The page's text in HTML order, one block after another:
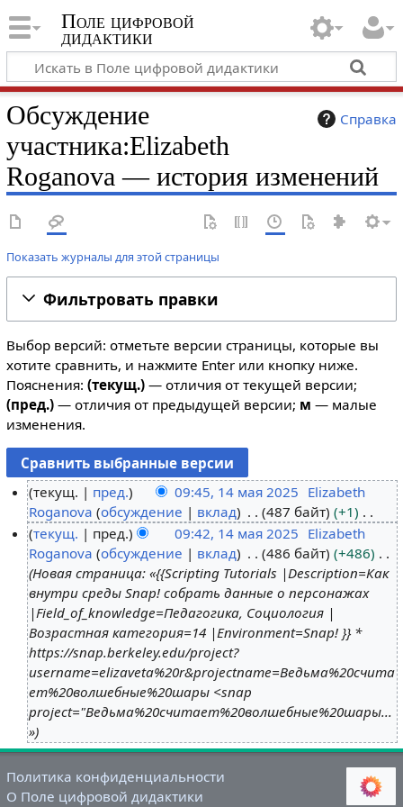
Поле цифровой
дидактики
Справка
Обсуждение
участника:Elizabeth
Roganova — история изменений
Показать журналы для этой страницы
Фильтровать правки
Выбор версий: отметьте версии страницы, которые вы
хотите сравнить, и нажмите Enter или кнопку ниже.
Пояснения: (текущ.)— отличия от текущей версии;
(пред.)— отличия от предыдущей версии; м — малые
изменения.
4
текущ. пред. 09:45, 14 мая 2025 Elizabeth
Roganova обсуждение вклад 487 байт
+1
Н
е
т
о
п
и
с
а
н
и
я
п
а
текущ. пред. 09:42, 14 мая 2025 Elizabeth
Roganova обсуждение вклад 486 байт
+486
Новая страница: «{{Scripting Tutorials |Description=Как
внутри среды Snap! собрать данные о персонажах
|Field_of_knowledge=Педагогика, Социология |
Возрастная категория=14 |Environment=Snap! }} *
https://snap.berkeley.edu/project?
username=elizaveta%20r&projectname=Ведьма%20счита
ет%20волшебные%20шары <snap
project="Ведьма%20считает%20волшебные%20шары...
»
Политика конфиденциальности
О Поле цифровой дидактики